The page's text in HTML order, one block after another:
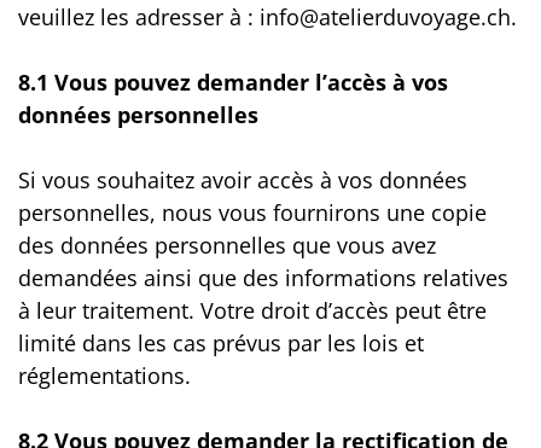
veuillez les adresser à : info@atelierduvoyage.ch.
8.1 Vous pouvez demander l’accès à vos
données personnelles
Si vous souhaitez avoir accès à vos données
personnelles, nous vous fournirons une copie
des données personnelles que vous avez
demandées ainsi que des informations relatives
à leur traitement. Votre droit d’accès peut être
limité dans les cas prévus par les lois et
réglementations.
8.2 Vous pouvez demander la rectification de